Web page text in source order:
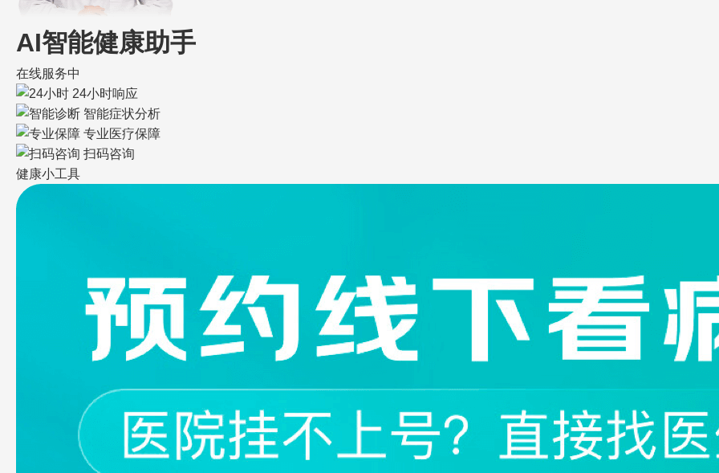
AI智能健康助手
在线服务中
24小时响应
智能症状分析
专业医疗保障
扫码咨询
健康小工具